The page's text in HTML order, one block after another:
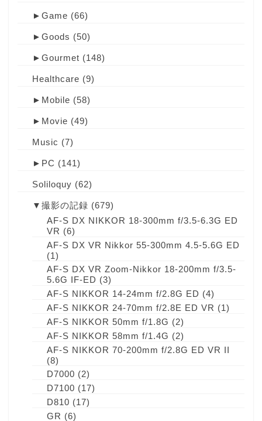
► Game (66)
► Goods (50)
► Gourmet (148)
Healthcare (9)
► Mobile (58)
► Movie (49)
Music (7)
► PC (141)
Soliloquy (62)
▼ 撮影の記録 (679)
AF-S DX NIKKOR 18-300mm f/3.5-6.3G ED
VR (6)
AF-S DX VR Nikkor 55-300mm 4.5-5.6G ED
(1)
AF-S DX VR Zoom-Nikkor 18-200mm f/3.5-
5.6G IF-ED (3)
AF-S NIKKOR 14-24mm f/2.8G ED (4)
AF-S NIKKOR 24-70mm f/2.8E ED VR (1)
AF-S NIKKOR 50mm f/1.8G (2)
AF-S NIKKOR 58mm f/1.4G (2)
AF-S NIKKOR 70-200mm f/2.8G ED VR II
(8)
D7000 (2)
D7100 (17)
D810 (17)
GR (6)